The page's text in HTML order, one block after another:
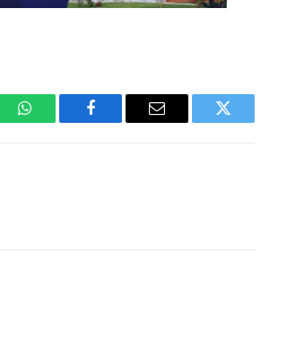
WhatsAppFacebook Email Twitter